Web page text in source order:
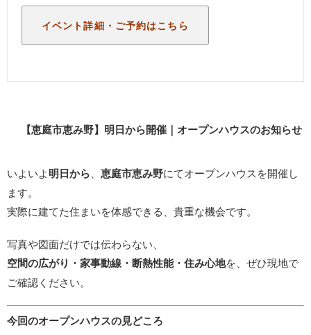
イベント詳細・ご予約はこちら
【恵庭市恵み野】明日から開催｜オープンハウスのお知らせ
いよいよ明日から 恵庭市恵み野にてオープンハウスを開催し
ます。
実際に建てた住まいを体感できる、貴重な機会です。
写真や図面だけでは伝わらない、
空間の広がり・家事動線・断熱性能・住み心地を、ぜひ現地で
ご確認ください。
今回のオープンハウスの見どころ